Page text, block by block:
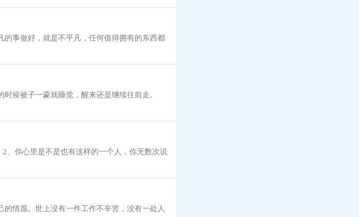
事做好，就是不平凡，任何值得拥有的东西都
候被子一蒙就睡觉，醒来还是继续往前走。
、你心里是不是也有这样的一个人，你无数次说
情愿。世上没有一件工作不辛苦，没有一处人